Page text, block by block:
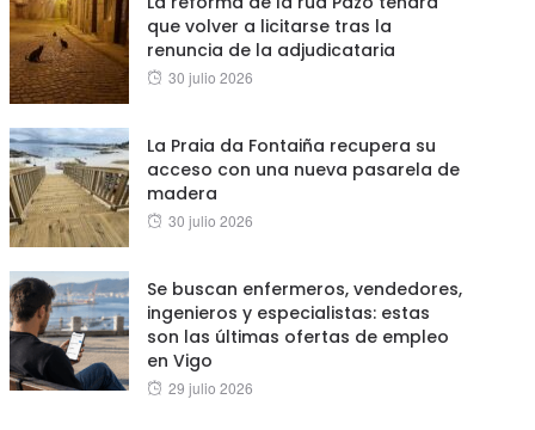
que volver a licitarse tras la
renuncia de la adjudicataria
Posted
30 julio 2026
La Praia da Fontaiña recupera su
acceso con una nueva pasarela de
madera
Posted
30 julio 2026
Se buscan enfermeros, vendedores,
ingenieros y especialistas: estas
son las últimas ofertas de empleo
en Vigo
Posted
29 julio 2026